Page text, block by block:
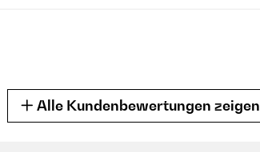
Alle Kundenbewertungen zeigen